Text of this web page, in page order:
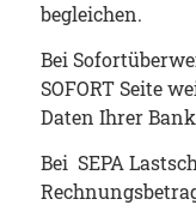
begleichen.
Bei
SOFORT Seite
Daten Ihrer
Bei SEPA